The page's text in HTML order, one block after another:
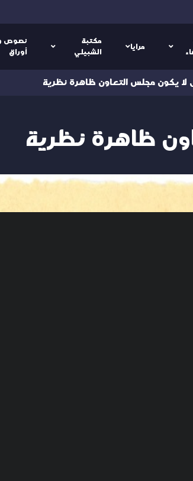
مرايا
مكتبة
الشبيلي
نصوص
أوراق
لا يكون مجلس التعاون ظاهرة نظرية
ظاهرة نظرية